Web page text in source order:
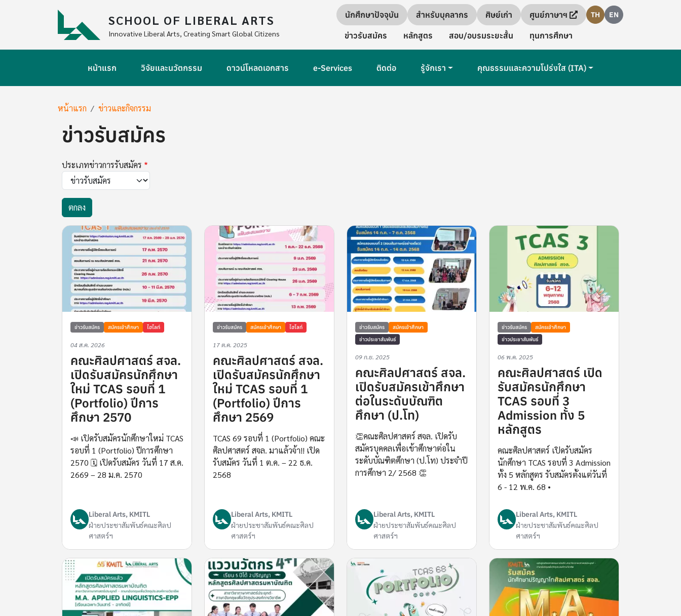
SCHOOL OF LIBERAL ARTS
Innovative Liberal Arts, Creating Smart Global Citizens
Quick links
นักศึกษาปัจจุบัน สำหรับบุคลากร ศิษย์เก่า ศูนย์ภาษาฯ TH EN
Secondary Navigation
ข่าวรับสมัคร หลักสูตร สอบ/อบรมระยะสั้น ทุนการศึกษา
หน้าแรก วิจัยและนวัตกรรม ดาวน์โหลดเอกสาร e-Services ติดต่อ รู้จักเรา คุณธรรมและความโปร่งใส (ITA)
Breadcrumb
หน้าแรก ข่าวและกิจกรรม
ข่าวรับสมัคร
ประเภทข่าวการรับสมัคร
ข่าวรับสมัคร สมัครเข้าศึกษา ไฮไลท์
04 ส.ค. 2026
คณะศิลปศาสตร์ สจล.
เปิดรับสมัครนักศึกษา
ใหม่ TCAS รอบที่ 1
(Portfolio) ปีการ
ศึกษา 2570
📣 เปิดรับสมัครนักศึกษาใหม่ TCAS
รอบที่ 1 (Portfolio) ปีการศึกษา
2570 🗓️ เปิดรับสมัคร วันที่ 17 ส.ค.
2669 – 28 ม.ค. 2570
Liberal Arts, KMITL
ฝ่ายประชาสัมพันธ์คณะศิลป
ศาสตร์ฯ
ข่าวรับสมัคร สมัครเข้าศึกษา ไฮไลท์
17 ต.ค. 2025
คณะศิลปศาสตร์ สจล.
เปิดรับสมัครนักศึกษา
ใหม่ TCAS รอบที่ 1
(Portfolio) ปีการ
ศึกษา 2569
TCAS 69 รอบที่ 1 (Portfolio) คณะ
ศิลปศาสตร์ สจล. มาแล้วจ้า!! เปิด
รับสมัคร วันที่ 1 ต.ค. – 22 ธ.ค.
2568
Liberal Arts, KMITL
ฝ่ายประชาสัมพันธ์คณะศิลป
ศาสตร์ฯ
ข่าวรับสมัคร
สมัครเข้าศึกษา
ข่าวประชาสัมพันธ์
09 ก.ย. 2025
คณะศิลปศาสตร์ สจล.
เปิดรับสมัครเข้าศึกษา
ต่อในระดับบัณฑิต
ศึกษา (ป.โท)
👏คณะศิลปศาสตร์ สจล. เปิดรับ
สมัครบุคคลเพื่อเข้าศึกษาต่อใน
ระดับบัณฑิตศึกษา (ป.โท) ประจำปี
การศึกษา 2/ 2568 👏
Liberal Arts, KMITL
ฝ่ายประชาสัมพันธ์คณะศิลป
ศาสตร์ฯ
ข่าวรับสมัคร
สมัครเข้าศึกษา
ข่าวประชาสัมพันธ์
06 พ.ค. 2025
คณะศิลปศาสตร์ เปิด
รับสมัครนักศึกษา
TCAS รอบที่ 3
Admission ทั้ง 5
หลักสูตร
คณะศิลปศาสตร์ เปิดรับสมัคร
นักศึกษา TCAS รอบที่ 3 Admission
ทั้ง 5 หลักสูตร รับสมัครตั้งแต่วันที่
6 - 12 พ.ค. 68 •
Liberal Arts, KMITL
ฝ่ายประชาสัมพันธ์คณะศิลป
ศาสตร์ฯ